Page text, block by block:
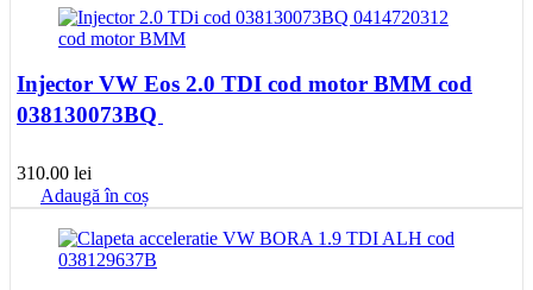
Injector VW Eos 2.0 TDI cod motor BMM cod
038130073BQ
310.00 lei
Adaugă în coș